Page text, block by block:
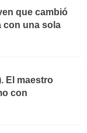
que cambió
con una sola
El maestro
con